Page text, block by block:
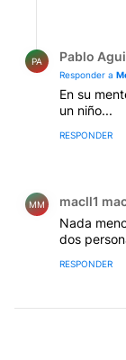
PA Pablo
Responder a
En su
un niño...
RESPONDER
MM macll1
Nada
dos
RESPONDER